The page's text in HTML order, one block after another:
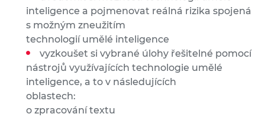
inteligence a pojmenovat reálná rizika spojená
s možným zneužitím
technologií umělé inteligence
vyzkoušet si vybrané úlohy řešitelné pomocí
nástrojů využívajících technologie umělé
inteligence, a to v následujících
oblastech:
o zpracování textu